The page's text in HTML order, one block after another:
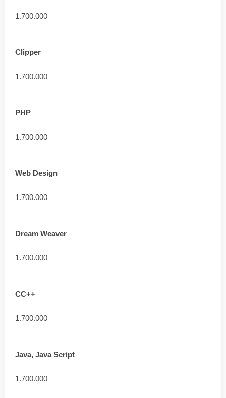
1.700.000
Clipper
1.700.000
PHP
1.700.000
Web Design
1.700.000
Dream Weaver
1.700.000
CC++
1.700.000
Java, Java Script
1.700.000